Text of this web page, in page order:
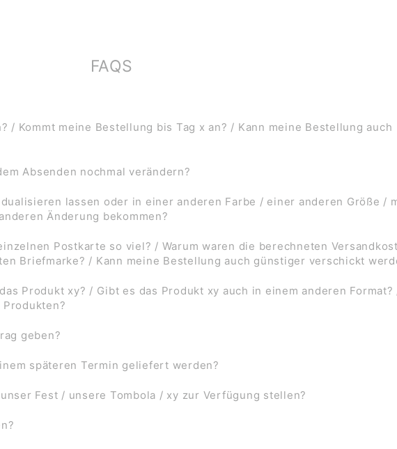
FAQS
/ Kommt meine Bestellung bis Tag x an? / Kann meine Bestellung auch
Absenden nochmal verändern?
lassen oder in einer anderen Farbe / einer anderen Größe /
Änderung bekommen?
Postkarte so viel? / Warum waren die berechneten
Briefmarke? / Kann meine Bestellung auch günstiger verschickt
Produkt xy? / Gibt es das Produkt xy auch in einem anderen Format?
geben?
späteren Termin geliefert werden?
Fest / unsere Tombola / xy zur Verfügung stellen?